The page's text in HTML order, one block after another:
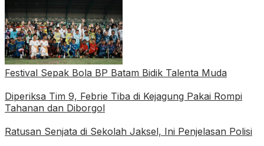
Festival Sepak Bola BP Batam Bidik Talenta Muda
Diperiksa Tim 9, Febrie Tiba di Kejagung Pakai Rompi
Tahanan dan Diborgol
Ratusan Senjata di Sekolah Jaksel, Ini Penjelasan Polisi